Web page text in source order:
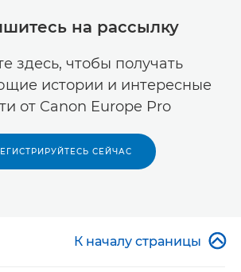
на рассылку
здесь, чтобы получать
истории и интересные
от Canon Europe Pro
СЕЙЧАС
К началу страницы 